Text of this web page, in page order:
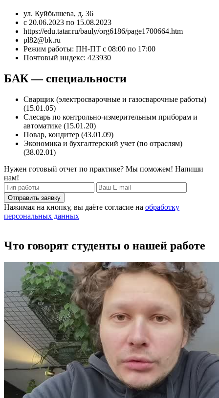
ул. Куйбышева, д. 36
с 20.06.2023 по 15.08.2023
https://edu.tatar.ru/bauly/org6186/page1700664.htm
pl82@bk.ru
Режим работы: ПН-ПТ с 08:00 по 17:00
Почтовый индекс: 423930
БАК — специальности
Сварщик (электросварочные и газосварочные работы)
(15.01.05)
Слесарь по контрольно-измерительным приборам и
автоматике (15.01.20)
Повар, кондитер (43.01.09)
Экономика и бухгалтерский учет (по отраслям)
(38.02.01)
Нужен готовый отчет по практике? Мы поможем! Напиши
нам!
Отправить заявку
Нажимая на кнопку, вы даёте согласие на обработку
персональных данных
Что говорят студенты о нашей работе